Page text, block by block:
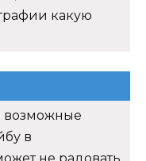
какую
возможные
в